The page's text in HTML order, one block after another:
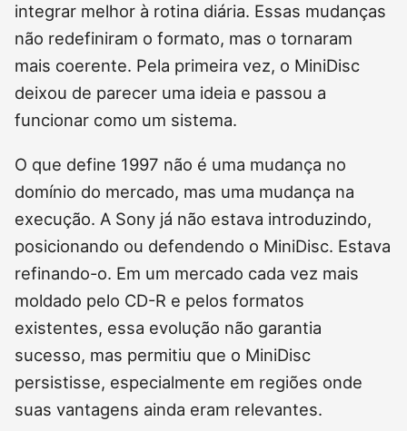
integrar melhor à rotina diária. Essas mudanças
não redefiniram o formato, mas o tornaram
mais coerente. Pela primeira vez, o MiniDisc
deixou de parecer uma ideia e passou a
funcionar como um sistema.
O que define 1997 não é uma mudança no
domínio do mercado, mas uma mudança na
execução. A Sony já não estava introduzindo,
posicionando ou defendendo o MiniDisc. Estava
refinando-o. Em um mercado cada vez mais
moldado pelo CD-R e pelos formatos
existentes, essa evolução não garantia
sucesso, mas permitiu que o MiniDisc
persistisse, especialmente em regiões onde
suas vantagens ainda eram relevantes.